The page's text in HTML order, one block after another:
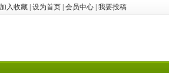
加入收藏 设为首页 会员中心 我要投稿